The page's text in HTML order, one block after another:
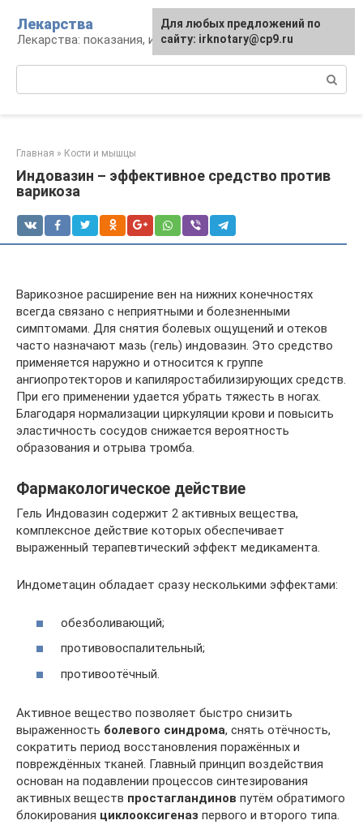
контенту
Лекарства
Лекарства: показания, инструкция, аналоги
Главная » Кости и мышцы
Индовазин – эффективное средство против
варикоза
Варикозное расширение вен на нижних конечностях
всегда связано с неприятными и болезненными
симптомами. Для снятия болевых ощущений и отеков
часто назначают мазь (гель) индовазин. Это средство
применяется наружно и относится к группе
ангиопротекторов и капиляростабилизирующих средств.
При его применении удается убрать тяжесть в ногах.
Благодаря нормализации циркуляции крови и повысить
эластичность сосудов снижается вероятность
образования и отрыва тромба.
Фармакологическое действие
Гель Индовазин содержит 2 активных вещества,
комплексное действие которых обеспечивает
выраженный терапевтический эффект медикамента.
Индометацин обладает сразу несколькими эффектами:
обезболивающий;
противовоспалительный;
противоотёчный.
Активное вещество позволяет быстро снизить
выраженность болевого синдрома, снять отёчность,
сократить период восстановления поражённых и
повреждённых тканей. Главный принцип воздействия
основан на подавлении процессов синтезирования
активных веществ простагландинов путём обратимого
блокирования циклооксигеназ первого и второго типа.
Для любых предложений по
сайту: irknotary@cp9.ru